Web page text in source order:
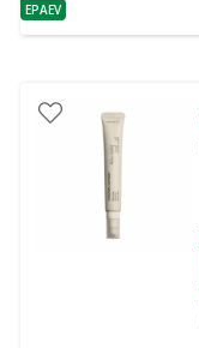
nõuanne
EPAEV